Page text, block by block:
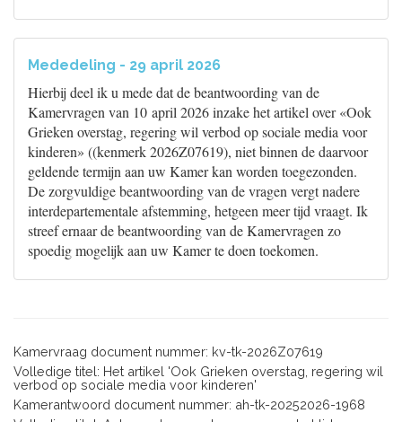
Mededeling - 29 april 2026
Hierbij deel ik u mede dat de beantwoording van de
Kamervragen van 10 april 2026 inzake het artikel over «Ook
Grieken overstag, regering wil verbod op sociale media voor
kinderen» ((kenmerk 2026Z07619), niet binnen de daarvoor
geldende termijn aan uw Kamer kan worden toegezonden.
De zorgvuldige beantwoording van de vragen vergt nadere
interdepartementale afstemming, hetgeen meer tijd vraagt. Ik
streef ernaar de beantwoording van de Kamervragen zo
spoedig mogelijk aan uw Kamer te doen toekomen.
Kamervraag document nummer: kv-tk-2026Z07619
Volledige titel: Het artikel 'Ook Grieken overstag, regering wil
verbod op sociale media voor kinderen'
Kamerantwoord document nummer: ah-tk-20252026-1968